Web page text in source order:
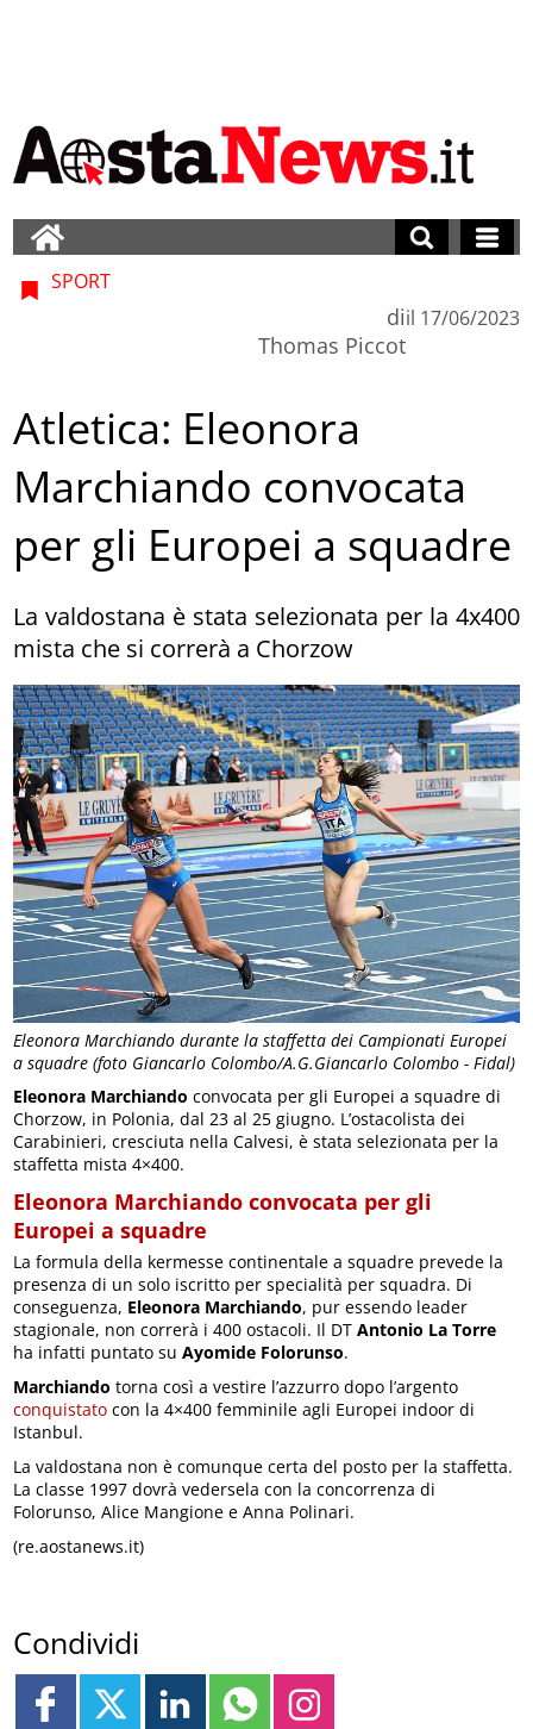
Eleonora Marchiando durante la staffetta dei Campionati Europei
a squadre (foto Giancarlo Colombo/A.G.Giancarlo Colombo - Fidal)
SPORT
di
Thomas Piccot
il 17/06/2023
Atletica: Eleonora
Marchiando convocata
per gli Europei a squadre
La valdostana è stata selezionata per la 4x400
mista che si correrà a Chorzow
Eleonora Marchiando convocata per gli Europei a squadre di
Chorzow, in Polonia, dal 23 al 25 giugno. L’ostacolista dei
Carabinieri, cresciuta nella Calvesi, è stata selezionata per la
staffetta mista 4×400.
Eleonora Marchiando convocata per gli
Europei a squadre
La formula della kermesse continentale a squadre prevede la
presenza di un solo iscritto per specialità per squadra. Di
conseguenza, Eleonora Marchiando, pur essendo leader
stagionale, non correrà i 400 ostacoli. Il DTAntonio La Torre
ha infatti puntato suAyomide Folorunso.
Marchiando torna così a vestire l’azzurro dopo l’argento
conquistato con la 4×400 femminile agli Europei indoor di
Istanbul.
La valdostana non è comunque certa del posto per la staffetta.
La classe 1997 dovrà vedersela con la concorrenza di
Folorunso, Alice Mangione e Anna Polinari.
(re.aostanews.it)
Condividi